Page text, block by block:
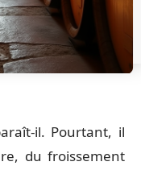
il. Pourtant, il
du froissement